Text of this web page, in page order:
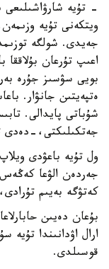
- تۇيە شارۋاشىلىعى
ويتكەنى تۇيە
جەيدى. شولگە
بويى سۋسىز جۇرە
ەتپەيتىن جانۋار.
شۇباتى پايدالى.
جەتكىلىكتى،-دەدى
ول تۇيە باعۋدى
جەردەن الۋعا
كەتۋگە بەيىم
بۇعان دەيىن
ارال اۋدانىندا تۇيە
قوسىلدى.